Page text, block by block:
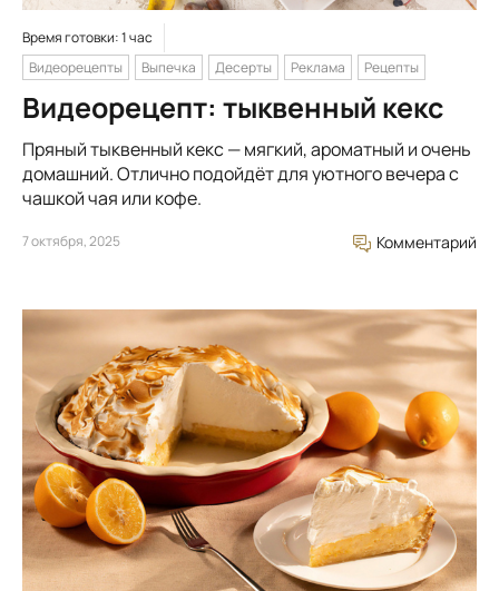
Время готовки: 1 час
Видеорецепты
Выпечка Десерты Реклама Рецепты
Видеорецепт: тыквенный кекс
Пряный тыквенный кекс — мягкий, ароматный и очень
домашний. Отлично подойдёт для уютного вечера с
чашкой чая или кофе.
7 октября, 2025 Комментарий